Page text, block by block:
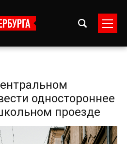
одностороннее
проезде